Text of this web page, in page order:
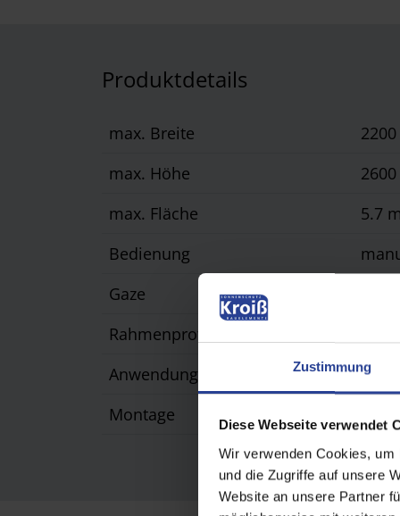
Zustimmung
Diese Webseite verwendet
Wir verwenden Cookies,
und die Zugriffe auf unsere
Website an unsere Partner
Produktdetails
max. Breite
max. Höhe
max. Fläche
5.7
Bedienung
Gaze
Rahmenprofil
Anwendungsbereich
Montage
in